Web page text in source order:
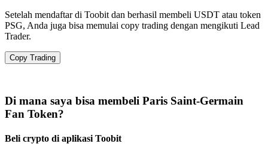
Setelah mendaftar di Toobit dan berhasil membeli USDT atau token
PSG, Anda juga bisa memulai copy trading dengan mengikuti Lead
Trader.
Copy Trading
Di mana saya bisa membeli Paris Saint-Germain
Fan Token?
Beli crypto di aplikasi Toobit